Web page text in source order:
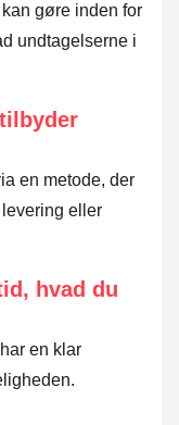
gøre inden for
undtagelserne i
en metode, der
eller
hvad du
en klar